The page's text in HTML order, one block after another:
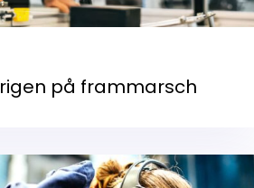
på frammarsch